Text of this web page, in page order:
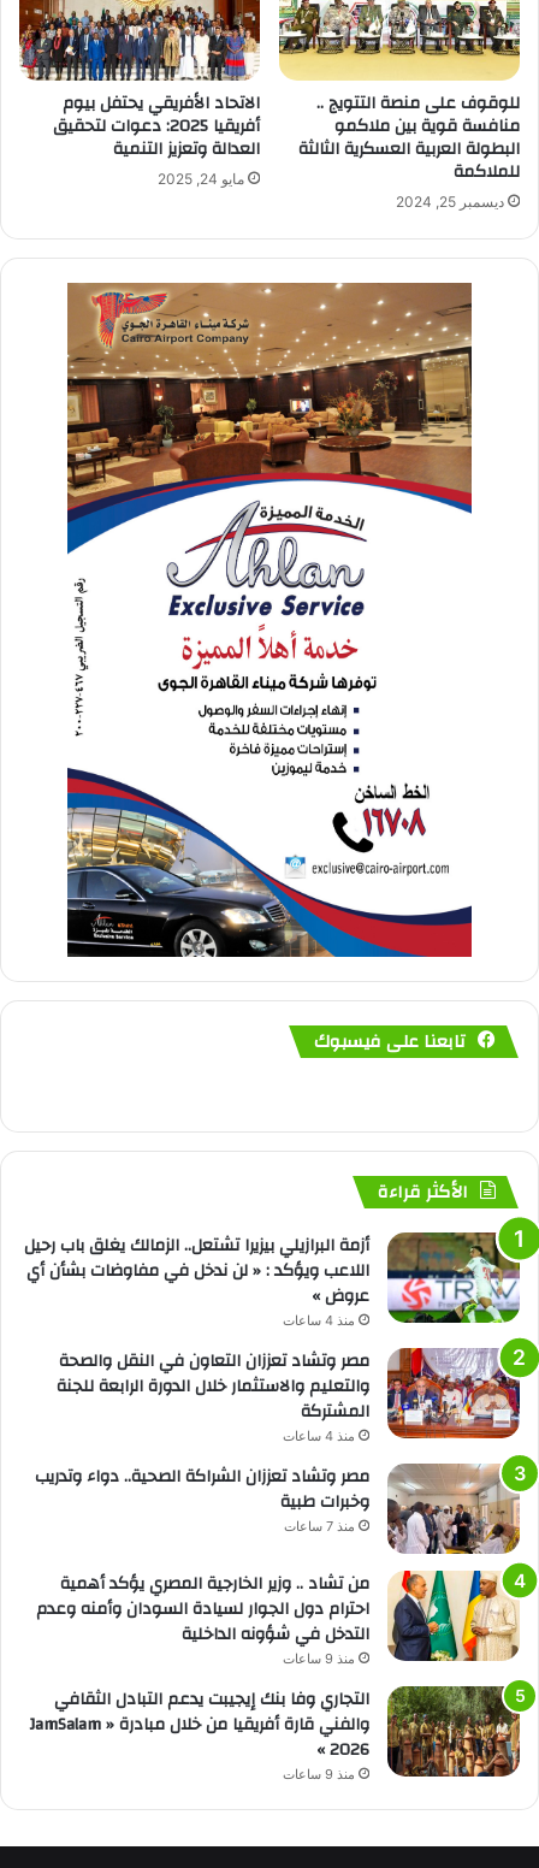
للوقوف على منصة التتويج ..
منافسة قوية بين ملاكمو
البطولة العربية العسكرية الثالثة
للملاكمة
ديسمبر 25, 2024
الاتحاد الأفريقي يحتفل بيوم
أفريقيا 2025: دعوات لتحقيق
العدالة وتعزيز التنمية
مايو 24, 2025
تابعنا على فيسبوك
الأكثر قراءة
أزمة البرازيلي بيزيرا تشتعل.. الزمالك يغلق باب رحيل
اللاعب ويؤكد : « لن ندخل في مفاوضات بشأن أي
عروض »
منذ 4 ساعات
مصر وتشاد تعززان التعاون في النقل والصحة
والتعليم والاستثمار خلال الدورة الرابعة للجنة
المشتركة
منذ 4 ساعات
مصر وتشاد تعززان الشراكة الصحية.. دواء وتدريب
وخبرات طبية
منذ 7 ساعات
من تشاد .. وزير الخارجية المصري يؤكد أهمية
احترام دول الجوار لسيادة السودان وأمنه وعدم
التدخل في شؤونه الداخلية
منذ 9 ساعات
التجاري وفا بنك إيجيبت يدعم التبادل الثقافي
والفني قارة أفريقيا من خلال مبادرة « JamSalam
2026 »
منذ 9 ساعات